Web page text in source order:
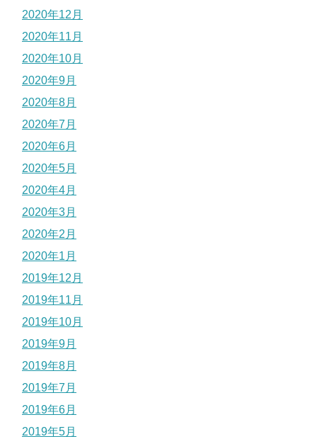
2020年12月
2020年11月
2020年10月
2020年9月
2020年8月
2020年7月
2020年6月
2020年5月
2020年4月
2020年3月
2020年2月
2020年1月
2019年12月
2019年11月
2019年10月
2019年9月
2019年8月
2019年7月
2019年6月
2019年5月